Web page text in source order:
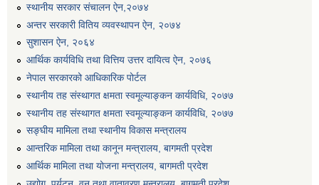
स्थानीय सरकार संचालन ऐन,२०७४
अन्तर सरकारी वितिय व्यवस्थापन ऐन, २०७४
सुशासन ऐन, २०६४
आर्थिक कार्यविधि तथा वित्तिय उत्तर दायित्व ऐन, २०७६
नेपाल सरकारको आधिकारिक पोर्टल
स्थानीय तह संस्थागत क्षमता स्वमूल्याङ्कन कार्यविधि, २०७७
स्थानीय तह संस्थागत क्षमता स्वमूल्याङ्कन कार्यविधि, २०७७
सङ्घीय मामिला तथा स्थानीय विकास मन्त्रालय
आन्तरिक मामिला तथा कानून मन्त्रालय, बागमती प्रदेश
आर्थिक मामिला तथा योजना मन्त्रालय, बागमती प्रदेश